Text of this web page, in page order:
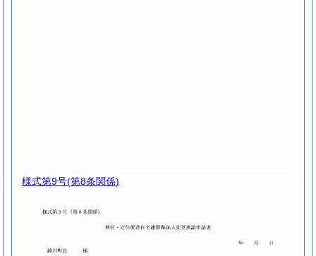
様式第9号(第8条関係)